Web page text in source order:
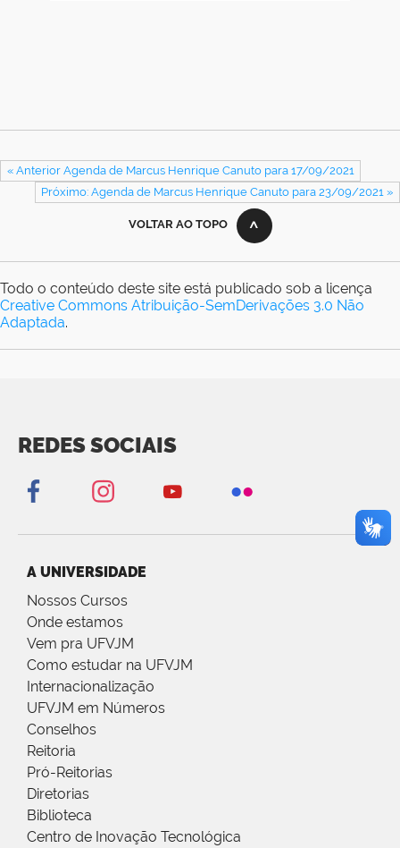
« Anterior Agenda de Marcus Henrique Canuto para 17/09/2021
Próximo: Agenda de Marcus Henrique Canuto para 23/09/2021 »
VOLTAR AO TOPO
Todo o conteúdo deste site está publicado sob a licença
Creative Commons Atribuição-SemDerivações 3.0 Não
Adaptada.
REDES SOCIAIS
A UNIVERSIDADE
Nossos Cursos
Onde estamos
Vem pra UFVJM
Como estudar na UFVJM
Internacionalização
UFVJM em Números
Conselhos
Reitoria
Pró-Reitorias
Diretorias
Biblioteca
Centro de Inovação Tecnológica